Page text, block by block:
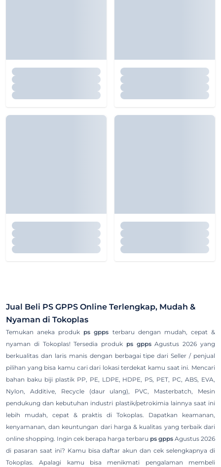
Jual Beli PS GPPS Online Terlengkap, Mudah &
Nyaman di Tokoplas
Temukan aneka produk ps gpps terbaru dengan mudah, cepat &
nyaman di Tokoplas! Tersedia produk ps gppsAgustus 2026 yang
berkualitas dan laris manis dengan berbagai tipe dari Seller / penjual
pilihan yang bisa kamu cari dari lokasi terdekat kamu saat ini. Mencari
bahan baku biji plastik PP, PE, LDPE, HDPE, PS, PET, PC, ABS, EVA,
Nylon, Additive, Recycle (daur ulang), PVC, Masterbatch, Mesin
pendukung dan kebutuhan industri plastik/petrokimia lainnya saat ini
lebih mudah, cepat & praktis di Tokoplas. Dapatkan keamanan,
kenyamanan, dan keuntungan dari harga & kualitas yang terbaik dari
online shopping. Ingin cek berapa harga terbaru ps gpps Agustus 2026
di pasaran saat ini? Kamu bisa daftar akun dan cek selengkapnya di
Tokoplas. Apalagi kamu bisa menikmati pengalaman membeli